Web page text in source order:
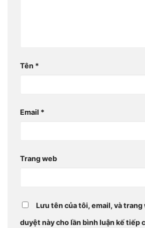
Tên *
Email *
Trang web
Lưu tên của tôi, email, và
duyệt này cho lần bình luận kế tiếp